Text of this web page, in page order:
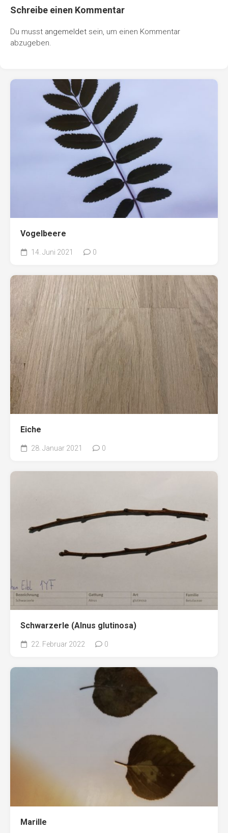
Schreibe einen Kommentar
Du musst angemeldet sein, um einen Kommentar
abzugeben.
Vogelbeere
14. Juni 2021 0
Eiche
28. Januar 2021 0
Schwarzerle (Alnus glutinosa)
22. Februar 2022 0
Marille